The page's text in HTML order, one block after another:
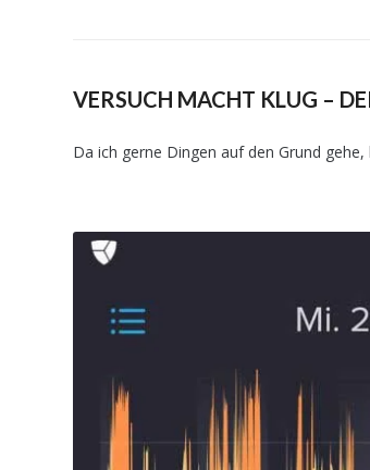
VERSUCH MACHT KLUG –
Da ich gerne Dingen auf den Grund